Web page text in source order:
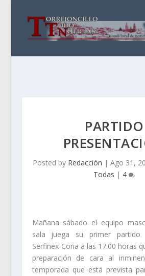
PARTIDO
Posted by Redacción |Ago 31,
Todas | 4
Mañana sábado el equipo
sala juega su primer
Serfinex-Coria a las 17:00 horas
preparación de cara al
temporada que está prevista